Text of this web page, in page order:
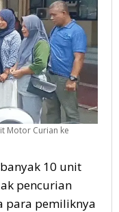
Motor Curian ke
10 unit
pencurian
para pemiliknya